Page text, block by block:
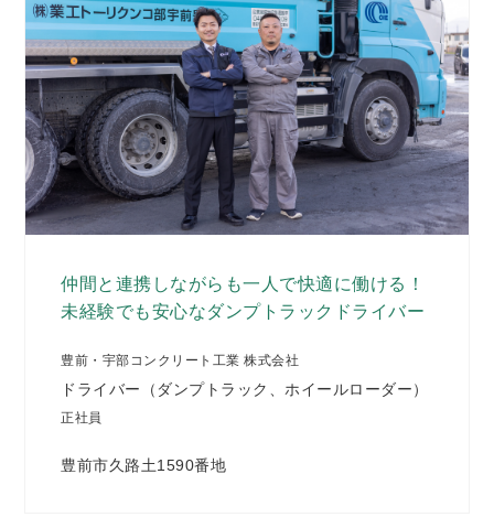
仲間と連携しながらも一人で快適に働ける！
未経験でも安心なダンプトラックドライバー
豊前・宇部コンクリート工業 株式会社
ドライバー（ダンプトラック、ホイールローダー）
正社員
豊前市久路土1590番地